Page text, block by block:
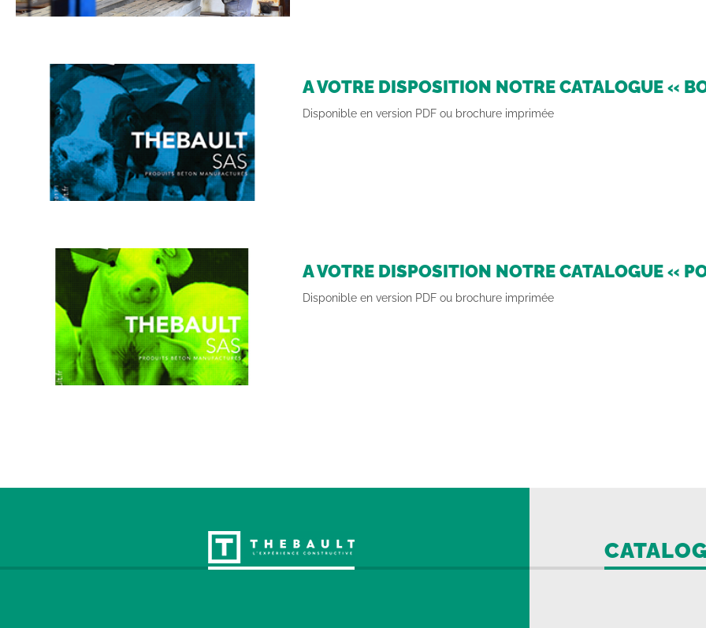
A VOTRE DISPOSITION NOTRE CATALOGUE «
Disponible en version PDF ou brochure imprimée
A VOTRE DISPOSITION NOTRE CATALOGUE «
Disponible en version PDF ou brochure imprimée